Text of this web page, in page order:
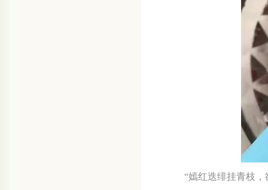
“嫣红迭绯挂青枝